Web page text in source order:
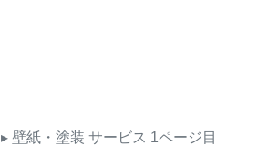
▸ 壁紙・塗装 サービス 1ページ目